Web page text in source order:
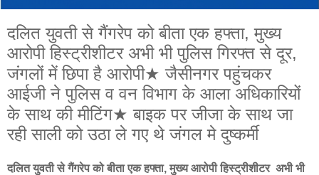
दलित युवती से गैंगरेप को बीता एक हफ्ता, मुख्य
आरोपी हिस्ट्रीशीटर अभी भी पुलिस गिरफ्त से दूर,
जंगलों में छिपा है आरोपी★ जैसीनगर पहुंचकर
आईजी ने पुलिस व वन विभाग के आला अधिकारियों
के साथ की मीटिंग★ बाइक पर जीजा के साथ जा
रही साली को उठा ले गए थे जंगल मे दुष्कर्मी
दलित युवती से गैंगरेप को बीता एक हफ्ता, मुख्य आरोपी हिस्ट्रीशीटर अभी भी